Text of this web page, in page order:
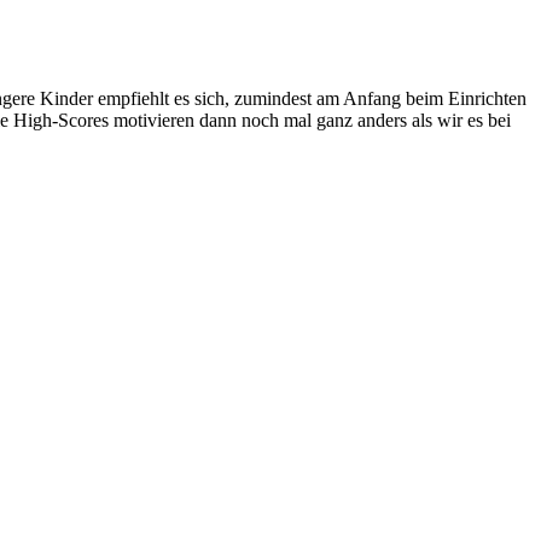
Kinder empfiehlt es sich, zumindest am Anfang beim Einrichten
High-Scores motivieren dann noch mal ganz anders als wir es bei